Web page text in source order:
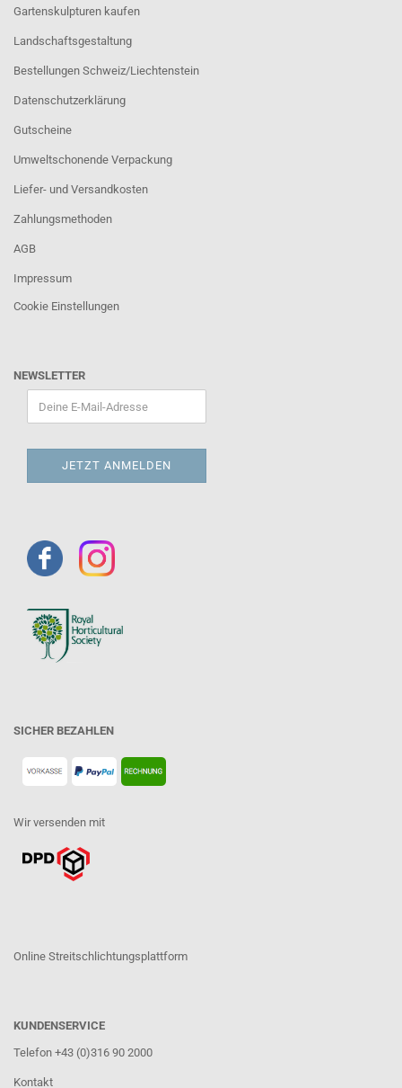
Gartenskulpturen kaufen
Landschaftsgestaltung
Bestellungen Schweiz/Liechtenstein
Datenschutzerklärung
Gutscheine
Umweltschonende Verpackung
Liefer- und Versandkosten
Zahlungsmethoden
AGB
Impressum
Cookie Einstellungen
NEWSLETTER
SICHER BEZAHLEN
Wir versenden mit
Online Streitschlichtungsplattform
KUNDENSERVICE
Telefon +43 (0)316 90 2000
Kontakt